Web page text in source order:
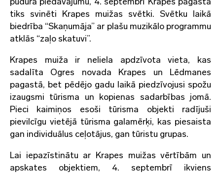
tiks svinēti Krapes muižas svētki. Svētku laikā
biedrība “Skaņumāja” ar plašu muzikālo programmu
atklās “zaļo skatuvi”.
Krapes muiža ir neliela apdzīvota vieta, kas
sadalīta Ogres novada Krapes un Lēdmanes
pagastā, bet pēdējo gadu laikā piedzīvojusi spožu
izaugsmi tūrisma un kopienas sadarbības jomā.
Pieci kaimiņos esoši tūrisma objekti radījuši
pievilcīgu vietējā tūrisma galamērķi, kas piesaista
gan individuālus ceļotājus, gan tūristu grupas.
Lai iepazīstinātu ar Krapes muižas vērtībām un
apskates objektiem, 4. septembrī ikviens